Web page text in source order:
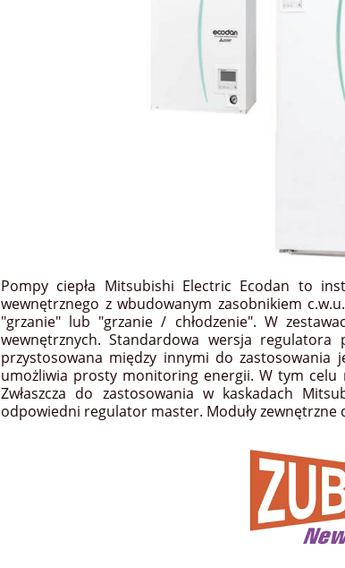
Pompy ciepła Mitsubishi Electric Ecodan to
wewnętrznego z wbudowanym zasobnikiem
"grzanie" lub "grzanie / chłodzenie". W
wewnętrznych. Standardowa wersja regulatora
przystosowana między innymi do zastosowania
umożliwia prosty monitoring energii. W tym celu
Zwłaszcza do zastosowania w kaskadach
odpowiedni regulator master. Moduły zewnętrzne